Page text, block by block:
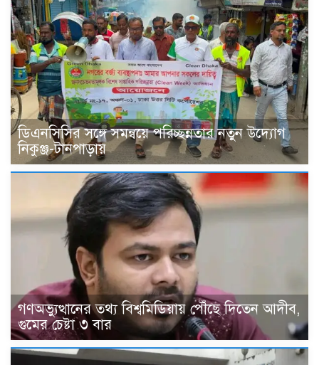
ডিএনসিসির সঙ্গে সমন্বয়ে পরিচ্ছন্নতার নতুন উদ্যোগ
নিকুঞ্জ-টানপাড়ায়
গণঅভ্যুত্থানের তথ্য বিশ্বমিডিয়ায় পৌঁছে দিতেন আদীব,
গুমের চেষ্টা ৩ বার